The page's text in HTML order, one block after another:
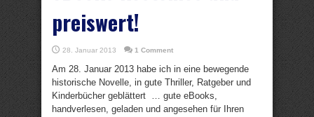
preiswert!
28. Januar 2013 1 Comment
Am 28. Januar 2013 habe ich in eine bewegende
historische Novelle, in gute Thriller, Ratgeber und
Kinderbücher geblättert … gute eBooks,
handverlesen, geladen und angesehen für Ihren